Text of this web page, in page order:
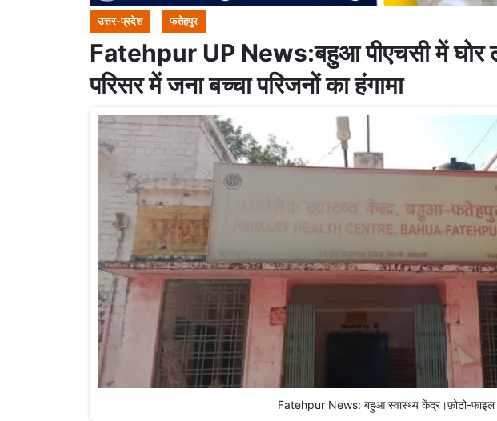
उत्तर-प्रदेश फतेहपुर
Fatehpur UP News:बहुआ पीएचसी में घोर
परिसर में जना बच्चा परिजनों का हंगामा
Fatehpur News: बहुआ स्वास्थ्य केंद्र।फ़ोटो-फाइल